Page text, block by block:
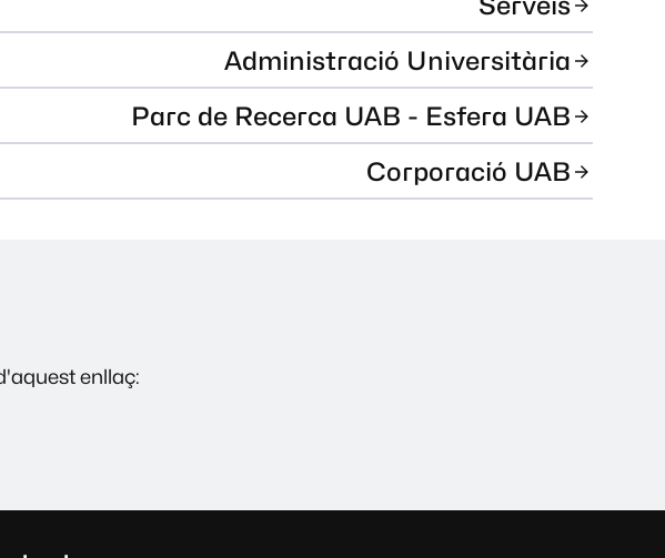
Administració Universitària
Parc de Recerca UAB - Esfera UAB
Corporació UAB
enllaç: